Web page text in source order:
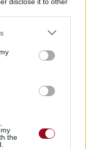
the
& White»